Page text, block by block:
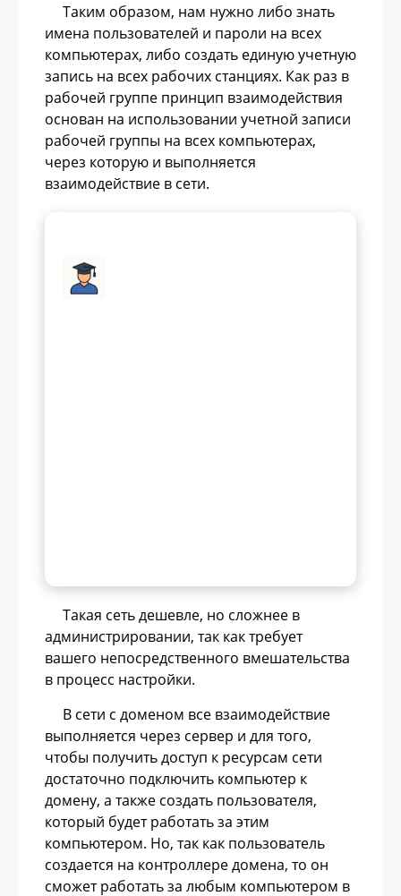
Таким образом, нам нужно либо знать
имена пользователей и пароли на всех
компьютерах, либо создать единую учетную
запись на всех рабочих станциях. Как раз в
рабочей группе принцип взаимодействия
основан на использовании учетной записи
рабочей группы на всех компьютерах,
через которую и выполняется
взаимодействие в сети.
Такая сеть дешевле, но сложнее в
администрировании, так как требует
вашего непосредственного вмешательства
в процесс настройки.
В сети с доменом все взаимодействие
выполняется через сервер и для того,
чтобы получить доступ к ресурсам сети
достаточно подключить компьютер к
домену, а также создать пользователя,
который будет работать за этим
компьютером. Но, так как пользователь
создается на контроллере домена, то он
сможет работать за любым компьютером в